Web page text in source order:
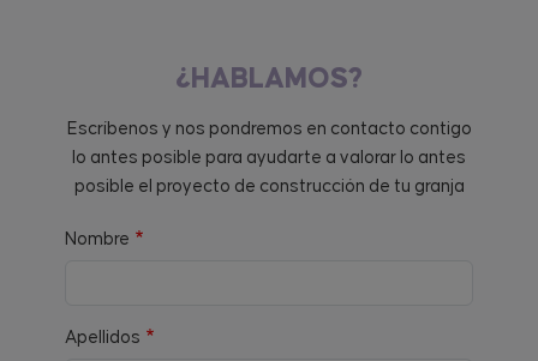
¿HABLAMOS?
Escríbenos y nos pondremos en contacto contigo
lo antes posible para ayudarte a valorar lo antes
posible el proyecto de construcción de tu granja
Nombre
Apellidos